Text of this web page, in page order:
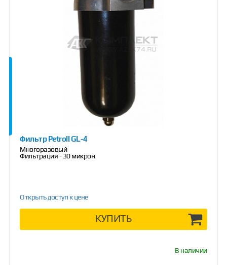
Фильтр Petroll GL-4
Многоразовый
Фильтрация - 30 микрон
Открыть доступ к цене
КУПИТЬ
В наличии